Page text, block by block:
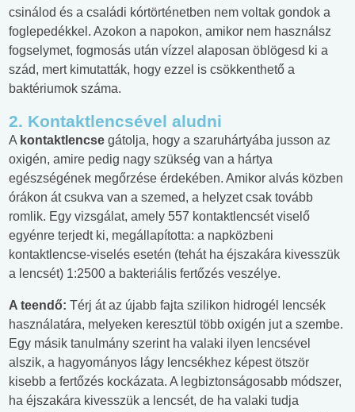
csinálod és a családi kórtörténetben nem voltak gondok a
foglepedékkel. Azokon a napokon, amikor nem használsz
fogselymet, fogmosás után vízzel alaposan öblögesd ki a
szád, mert kimutatták, hogy ezzel is csökkenthető a
baktériumok száma.
2. Kontaktlencsével aludni
A kontaktlencse gátolja, hogy a szaruhártyába jusson az
oxigén, amire pedig nagy szükség van a hártya
egészségének megőrzése érdekében. Amikor alvás közben
órákon át csukva van a szemed, a helyzet csak tovább
romlik. Egy vizsgálat, amely 557 kontaktlencsét viselő
egyénre terjedt ki, megállapította: a napközbeni
kontaktlencse-viselés esetén (tehát ha éjszakára kivesszük
a lencsét) 1:2500 a bakteriális fertőzés veszélye.
A teendő: Térj át az újabb fajta szilikon hidrogél lencsék
használatára, melyeken keresztül több oxigén jut a szembe.
Egy másik tanulmány szerint ha valaki ilyen lencsével
alszik, a hagyományos lágy lencsékhez képest ötször
kisebb a fertőzés kockázata. A legbiztonságosabb módszer,
ha éjszakára kivesszük a lencsét, de ha valaki tudja